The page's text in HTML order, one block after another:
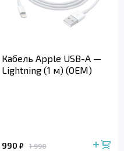
Кабель Apple USB-A —
Lightning (1 м) (OEM)
990 ₽ 1 990